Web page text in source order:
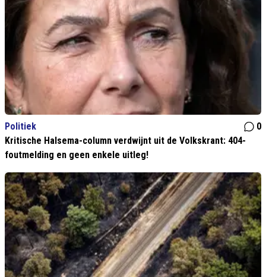
Politiek
0
Kritische Halsema-column verdwijnt uit de Volkskrant: 404-
foutmelding en geen enkele uitleg!